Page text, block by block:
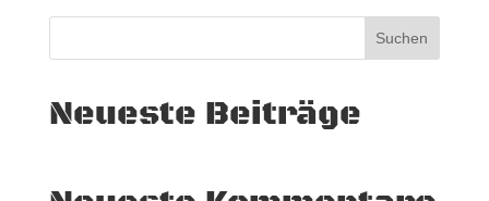
Suchen
Neueste Beiträge